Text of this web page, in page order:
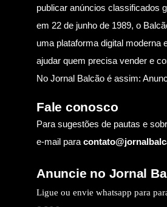
publicar anúncios classificados
em 22 de junho de 1989, o
uma plataforma digital moderna
ajudar quem precisa vender e
No Jornal Balcão é assim:
Fale conosco
Para sugestões de pautas e
e-mail para
Anuncie no Jornal
Ligue ou envie whatsapp para